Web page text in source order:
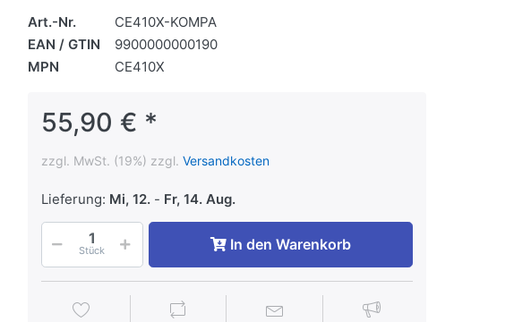
Art.-Nr.
CE410X-KOMPA
EAN / GTIN
9900000000190
MPN
CE410X
55,90 € *
zzgl. MwSt. (19%) zzgl. Versandkosten
Lieferung: Mi, 12.- Fr, 14. Aug.
Stück In den Warenkorb